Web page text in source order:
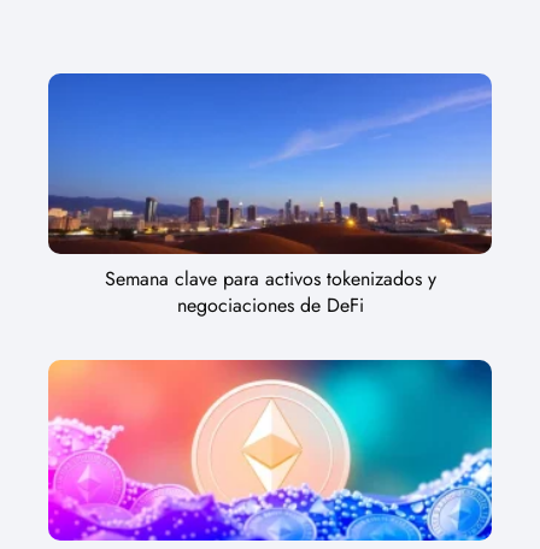
Semana clave para activos tokenizados y
negociaciones de DeFi